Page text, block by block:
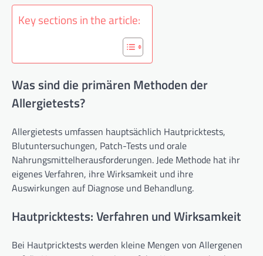
Key sections in the article:
Was sind die primären Methoden der
Allergietests?
Allergietests umfassen hauptsächlich Hautpricktests,
Blutuntersuchungen, Patch-Tests und orale
Nahrungsmittelherausforderungen. Jede Methode hat ihr
eigenes Verfahren, ihre Wirksamkeit und ihre
Auswirkungen auf Diagnose und Behandlung.
Hautpricktests: Verfahren und Wirksamkeit
Bei Hautpricktests werden kleine Mengen von Allergenen